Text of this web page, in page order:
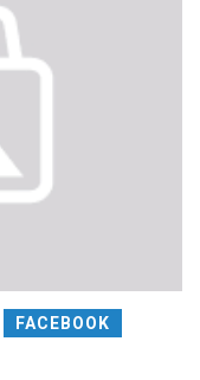
FACEBOOK